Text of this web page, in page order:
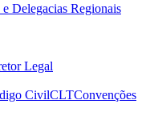
e Delegacias Regionais
Legal
CivilCLTConvenções